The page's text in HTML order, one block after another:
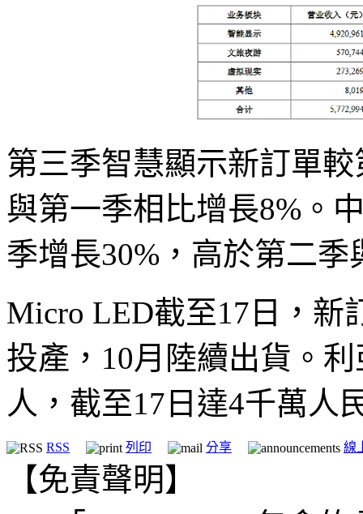
第三季智慧顯示新訂單
與第一季相比增長8%。
季增長30%，高於第二
Micro LED截至17日，新
投產，10月陸續出貨。
人，截至17日達4千萬人
RSS 列印 分享 線
【免責聲明】